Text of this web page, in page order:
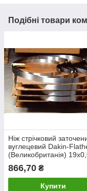
Подібні товари
Ніж стрічковий
вуглецевий Dakin-
(Великобританія)
3150 мм
866,70 ₴
Купити